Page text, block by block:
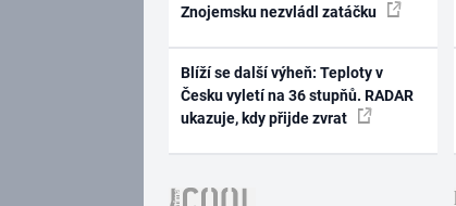
Znojemsku nezvládl zatáčku
Blíží se další výheň: Teploty v
Česku vyletí na 36 stupňů. RADAR
ukazuje, kdy přijde zvrat